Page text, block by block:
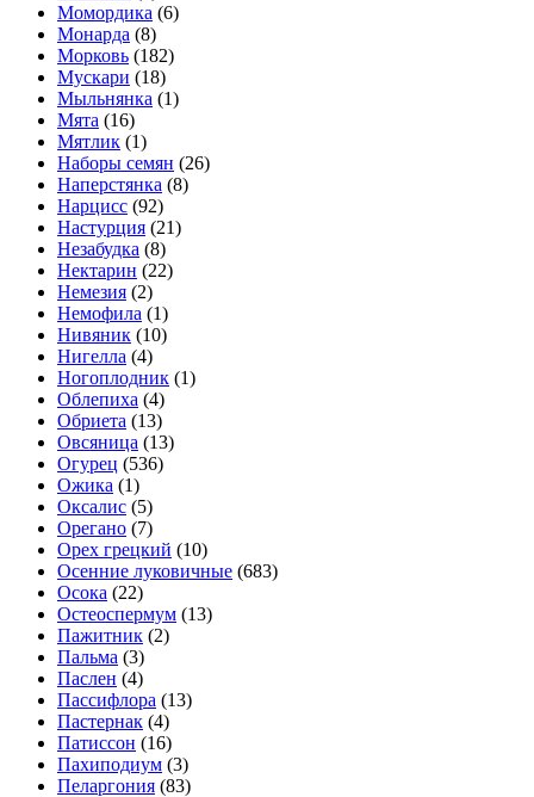
Момордика (6)
Монарда (8)
Морковь (182)
Мускари (18)
Мыльнянка (1)
Мята (16)
Мятлик (1)
Наборы семян (26)
Наперстянка (8)
Нарцисс (92)
Настурция (21)
Незабудка (8)
Нектарин (22)
Немезия (2)
Немофила (1)
Нивяник (10)
Нигелла (4)
Ногоплодник (1)
Облепиха (4)
Обриета (13)
Овсяница (13)
Огурец (536)
Ожика (1)
Оксалис (5)
Орегано (7)
Орех грецкий (10)
Осенние луковичные (683)
Осока (22)
Остеоспермум (13)
Пажитник (2)
Пальма (3)
Паслен (4)
Пассифлора (13)
Пастернак (4)
Патиссон (16)
Пахиподиум (3)
Пеларгония (83)